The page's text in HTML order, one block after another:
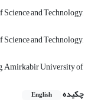
and Technology,
and Technology,
Amirkabir University of
چکیده
English